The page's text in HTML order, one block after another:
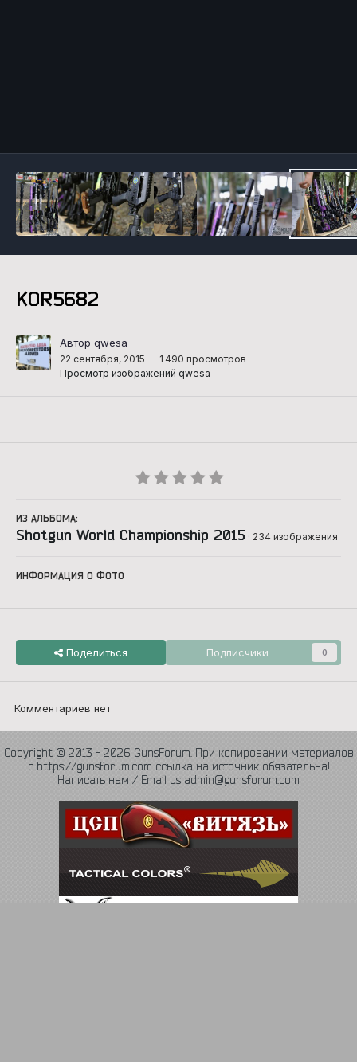
KOR5682
Автор qwesa
22 сентября, 2015
1 490 просмотров
Просмотр изображений qwesa
ИЗ АЛЬБОМА:
Shotgun World Championship 2015 · 234 изображения
ИНФОРМАЦИЯ О ФОТО
Поделиться Подписчики 0
Комментариев нет
Copyright © 2013 - 2026 GunsForum. При копировании материалов
с https://gunsforum.com ссылка на источник обязательна!
Написать нам / Email us admin@gunsforum.com